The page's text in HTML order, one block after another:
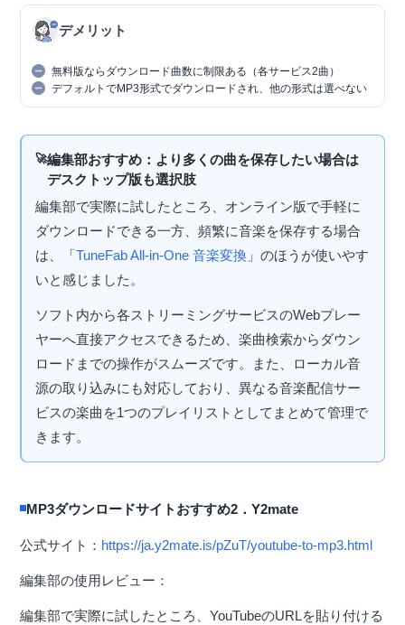
デメリット
無料版ならダウンロード曲数に制限ある（各サービス2曲）
デフォルトでMP3形式でダウンロードされ、他の形式は選べない
編集部おすすめ：より多くの曲を保存したい場合は
デスクトップ版も選択肢
編集部で実際に試したところ、オンライン版で手軽に
ダウンロードできる一方、頻繁に音楽を保存する場合
は、「TuneFab All-in-One 音楽変換 」のほうが使いやす
いと感じました。
ソフト内から各ストリーミングサービスのWebプレー
ヤーへ直接アクセスできるため、楽曲検索からダウン
ロードまでの操作がスムーズです。また、ローカル音
源の取り込みにも対応しており、異なる音楽配信サー
ビスの楽曲を1つのプレイリストとしてまとめて管理で
きます。
MP3ダウンロードサイトおすすめ2．Y2mate
公式サイト： https://ja.y2mate.is/pZuT/youtube-to-mp3.html
編集部の使用レビュー：
編集部で実際に試したところ、YouTubeのURLを貼り付ける